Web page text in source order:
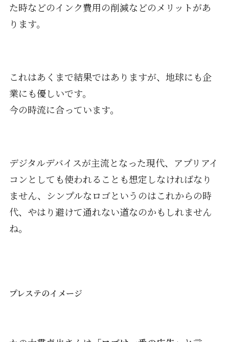
た時などのインク費用の削減などのメリットがあ
ります。
これはあくまで結果ではありますが、地球にも企
業にも優しいです。
今の時流に合っています。
デジタルデバイスが主流となった現代、アプリアイ
コンとしても使われることも想定しなければなり
ません、シンプルなロゴというのはこれからの時
代、やはり避けて通れない道なのかもしれません
ね。
プレステのイメージ